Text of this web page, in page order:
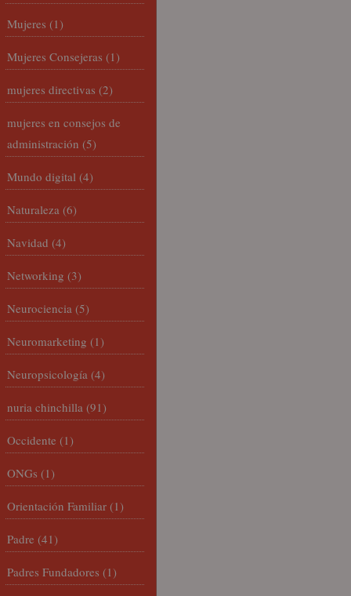
Mujeres (1)
Mujeres Consejeras (1)
mujeres directivas (2)
mujeres en consejos de
administración (5)
Mundo digital (4)
Naturaleza (6)
Navidad (4)
Networking (3)
Neurociencia (5)
Neuromarketing (1)
Neuropsicología (4)
nuria chinchilla (91)
Occidente (1)
ONGs (1)
Orientación Familiar (1)
Padre (41)
Padres Fundadores (1)